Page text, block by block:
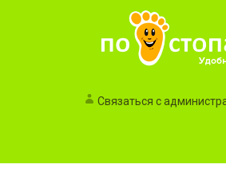
Связаться с